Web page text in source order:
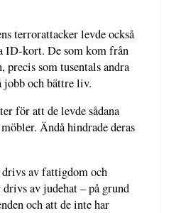
terrorattacker levde också
ID-kort. De som kom från
precis som tusentals andra
jobb och bättre liv.
för att de levde sådana
Ändå hindrade deras
av fattigdom och
av judehat – på grund
och att de inte har